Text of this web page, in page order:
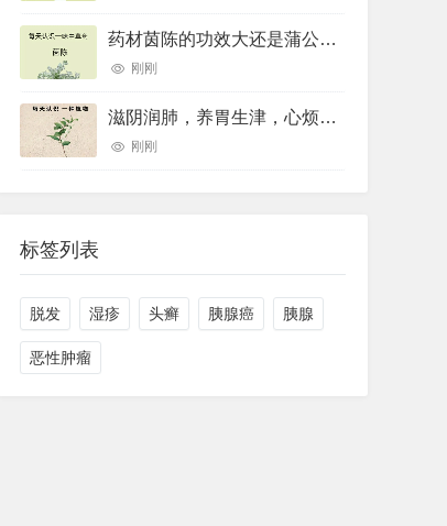
药材茵陈的功效大还是蒲公英的功效大(药材草果功效(药材草果功效与作用))
刚刚
滋阴润肺，养胃生津，心烦口罩，睡眠不好用的一个中药煮水喝就可以
刚刚
标签列表
脱发 湿疹 头癣 胰腺癌 胰腺
恶性肿瘤